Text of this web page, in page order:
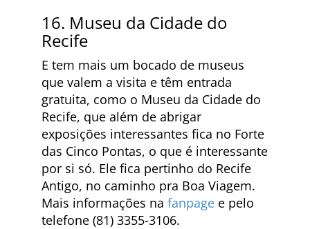
16. Museu da Cidade do
Recife
E tem mais um bocado de museus
que valem a visita e têm entrada
gratuita, como o Museu da Cidade do
Recife, que além de abrigar
exposições interessantes fica no Forte
das Cinco Pontas, o que é interessante
por si só. Ele fica pertinho do Recife
Antigo, no caminho pra Boa Viagem.
Mais informações na fanpage e pelo
telefone (81) 3355-3106.